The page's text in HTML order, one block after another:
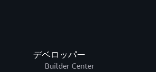
デベロッパー
Builder Center